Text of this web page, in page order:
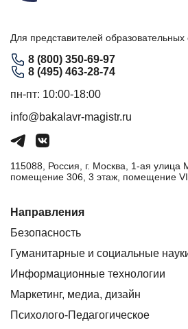
Для представителей образовательных
8 (800) 350-69-97
8 (495) 463-28-74
пн-пт: 10:00-18:00
info@bakalavr-magistr.ru
115088, Россия, г. Москва, 1-ая улица
помещение 306, 3 этаж, помещение
Направления
Безопасность
Гуманитарные и социальные
Информационные технологии
Маркетинг, медиа, дизайн
Психолого-Педагогическое